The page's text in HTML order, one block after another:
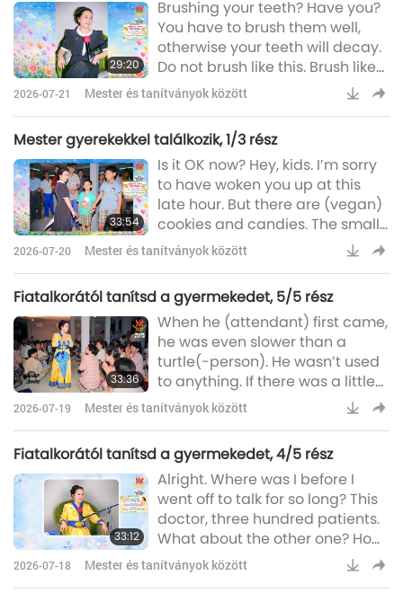
so blessed now, so young and
already flying. Do you like
airplanes? (Yes.) Yes? Aren’t you
afraid? (Not afraid.) You are so
brave. What happened? (I’m
afrai
29:20
Brushing your teeth? Have you?
You have to brush them well,
otherwise your teeth will decay.
Do not brush like this. Brush like
this and this. OK? And also brush
your tongue. By the way, talking
about brushing teeth, I’ll tell you
one more secret. Do not use too
much toothpaste. Each time you
only use this tiny bit, OK? Like
our…chopsticks. As big as the
larger end of the chopstick. Just
a little
2026-07-21 Mester és tanítványok között
Mester gyerekekkel találkozik, 1/3 rész
33:54
Is it OK now? Hey, kids. I’m sorry
to have woken you up at this
late hour. But there are (vegan)
cookies and candies. The small
microphone. (Yes.) Wow! Why
can’t I lift it? Help me. Can any of
the kids help? Come, come,
come, let’s… (Help out.) You go
away. (You also go help.) Oh,
great! (Great.) Kids first. The
boys are over there. Put it down
there. Help yourself. You mix it
altogether. I wonder
2026-07-20 Mester és tanítványok között
Fiatalkorától tanítsd a gyermekedet, 5/5 rész
33:36
When he (attendant) first came,
he was even slower than a
turtle(-person). He wasn’t used
to anything. If there was a little
bit rush, he would say, “Oh! My
heart.” Sweating. “Oh! Pressure.”
Stress. “I am not used to it.” Now
when he sees others behaving
like this; he can’t stand it. That’s
how it is. He only realizes the
difference now. He knows that
he was also like that before, and
now he’s com
2026-07-19 Mester és tanítványok között
Fiatalkorától tanítsd a gyermekedet, 4/5 rész
33:12
Alright. Where was I before I
went off to talk for so long? This
doctor, three hundred patients.
What about the other one? How
many “heads”? How many
patients? No, no, no, the one in
2026-07-18 Mester és tanítványok között